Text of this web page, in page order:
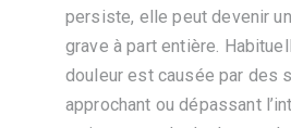
persiste, elle peut devenir
grave à part entière.
douleur est causée par des
approchant ou dépassant